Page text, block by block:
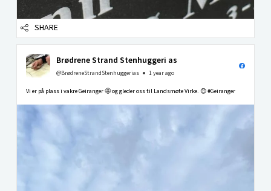
SHARE
Brødrene Strand Stenhuggeri as
@BrødreneStrandStenhuggerias 1 year ago
Vi er på plass i vakre Geiranger 🤩 og gleder oss til Landsmøte Virke. 😊 #Geiranger